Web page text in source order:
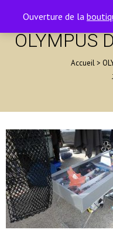
Ouverture de la
OLYMPUS
Accueil>